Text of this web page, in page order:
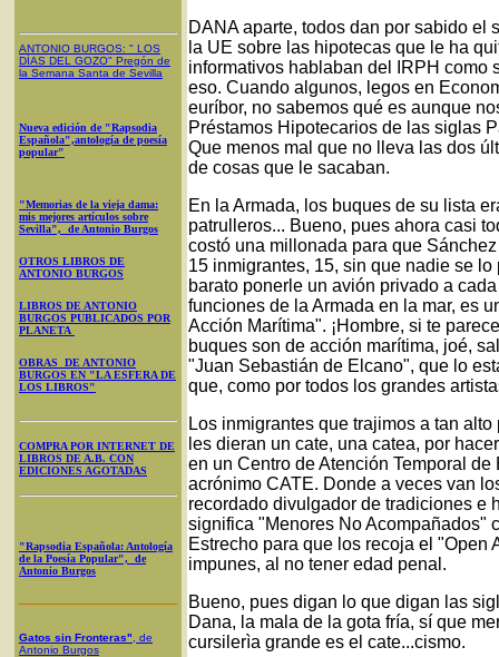
ANTONIO BURGOS: " LOS
DÍAS DEL GOZO" Pregón de
la Semana Santa de Sevilla
Nueva edición de "Rapsodia
Española",antología de poesía
popular"
"Memorias de la vieja dama:
mis mejores artículos sobre
Sevilla", de Antonio Burgos
OTROS LIBROS DE
ANTONIO BURGOS
LIBROS DE ANTONIO
BURGOS PUBLICADOS POR
PLANETA
OBRAS DE ANTONIO
BURGOS EN "LA ESFERA DE
LOS LIBROS"
COMPRA POR INTERNET DE
LIBROS DE A.B. CON
EDICIONES AGOTADAS
"Rapsodia Española: Antología
de la Poesía Popular", de
Antonio Burgos
Gatos sin Fronteras" , de
Antonio Burgos
DANA aparte, todos dan por sabido el
la UE sobre las hipotecas que le ha
informativos hablaban del IRPH como
eso. Cuando algunos, legos en
euríbor, no sabemos qué es aunque
Préstamos Hipotecarios de las siglas
Que menos mal que no lleva las dos
de cosas que le sacaban.
En la Armada, los buques de su lista
patrulleros... Bueno, pues ahora casi
costó una millonada para que
15 inmigrantes, 15, sin que nadie se
barato ponerle un avión privado a
funciones de la Armada en la mar, es
Acción Marítima". ¡Hombre, si te
buques son de acción marítima, joé,
"Juan Sebastián de Elcano", que lo
que, como por todos los grandes
Los inmigrantes que trajimos a tan
les dieran un cate, una catea, por
en un Centro de Atención Temporal
acrónimo CATE. Donde a veces van
recordado divulgador de tradiciones e
significa "Menores No Acompañados"
Estrecho para que los recoja el "Open
impunes, al no tener edad penal.
Bueno, pues digan lo que digan las
Dana, la mala de la gota fría, sí que
cursilerìa grande es el cate...cismo.